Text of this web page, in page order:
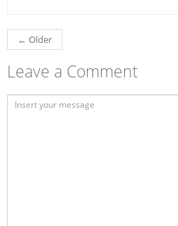
← Older
Leave a Comment